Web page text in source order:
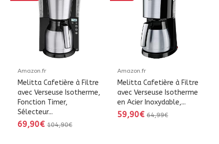
Amazon.fr
Melitta Cafetière à Filtre
avec Verseuse Isotherme,
Fonction Timer,
Sélecteur...
69,90€ 104,90€
Amazon.fr
Melitta Cafetière à Filtre
avec Verseuse Isotherme
en Acier Inoxydable,...
59,90€ 64,99€